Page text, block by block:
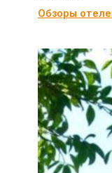
Обзоры